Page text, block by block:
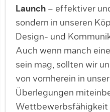
Launch – effektiver
sondern in unseren
Design- und
Auch wenn manch
sein mag, sollten wir
von vornherein in
Überlegungen
Wettbewerbsfähigkeit